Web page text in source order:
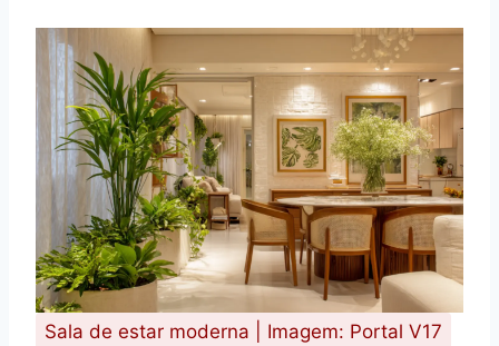
Sala de estar moderna | Imagem: Portal V17